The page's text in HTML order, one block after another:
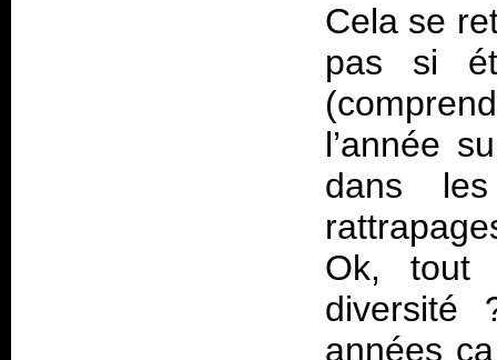
Cela se
pas si
l’année
dans
Ok, tout
diversité
années